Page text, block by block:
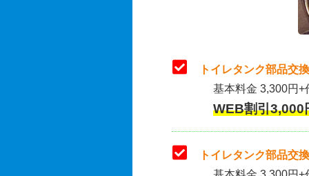
トイレタンク部品交
基本料金 3,300円
WEB割引
トイレタンク部品交